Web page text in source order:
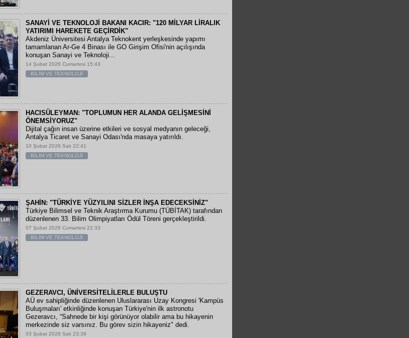
SANAYİ VE TEKNOLOJİ BAKANI KACIR: "120 MİLYAR LİRALIK
YATIRIMI HAREKETE GEÇİRDİK"
Akdeniz Üniversitesi Antalya Teknokent yerleşkesinde yapımı
tamamlanan Ar-Ge 4 Binası ile GO Girişim Ofisi'nin açılışında
konuşan Sanayi ve Teknoloji...
14 Şubat 2026 Cumartesi 15:43
BİLİM VE TEKNOLOJİ
HACISÜLEYMAN: "TOPLUMUN HER ALANDA GELİŞMESİNİ
ÖNEMSİYORUZ"
Dijital çağın insan üzerine etkileri ve sosyal medyanın geleceği,
Antalya Ticaret ve Sanayi Odası'nda masaya yatırıldı.
10 Şubat 2026 Salı 22:41
BİLİM VE TEKNOLOJİ
ŞAHİN: "TÜRKİYE YÜZYILINI SİZLER İNŞA EDECEKSİNİZ"
Türkiye Bilimsel ve Teknik Araştırma Kurumu (TÜBİTAK) tarafından
düzenlenen 33. Bilim Olimpiyatları Ödül Töreni gerçekleştirildi.
07 Şubat 2026 Cumartesi 22:33
BİLİM VE TEKNOLOJİ
GEZERAVCI, ÜNİVERSİTELİLERLE BULUŞTU
AÜ ev sahipliğinde düzenlenen Uluslararası Uzay Kongresi 'Kampüs
Buluşmaları' etkinliğinde konuşan Türkiye'nin ilk astronotu
Gezeravcı, “Sahnede bir kişi görünüyor olabilir ama bu hikayenin
merkezinde siz varsınız. Bu görev sizin hikayeniz" dedi.
03 Şubat 2026 Salı 23:39